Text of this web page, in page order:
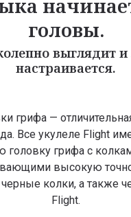
головы.
выглядит и
настраивается.
грифа —
Все укулеле Flight
головку грифа с
высокую
колки, а также
Flight.